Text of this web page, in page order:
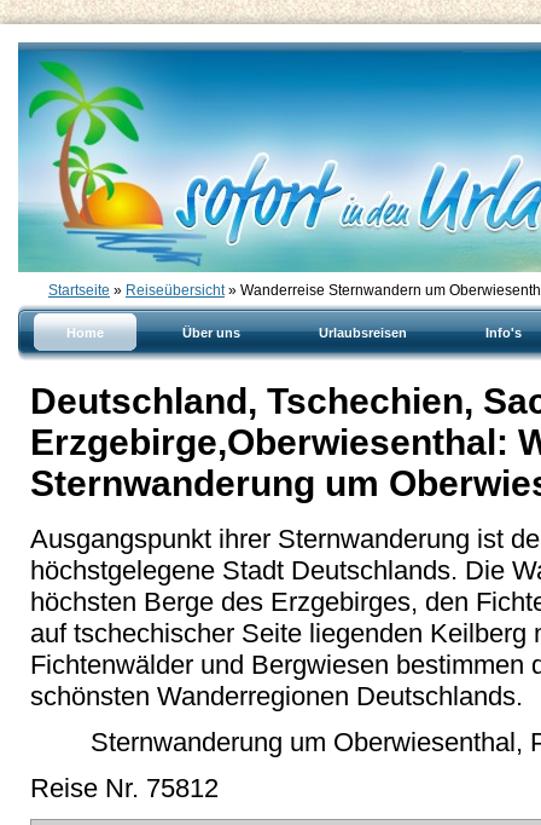
Startseite » Reiseübersicht» Wanderreise Sternwandern um
Home Über uns Urlaubsreisen Info's
Deutschland, Tschechien,
Erzgebirge,Oberwiesenthal:
Sternwanderung um
Ausgangspunkt ihrer Sternwanderung ist
höchstgelegene Stadt Deutschlands. Die
höchsten Berge des Erzgebirges, den
auf tschechischer Seite liegenden Keilberg
Fichtenwälder und Bergwiesen bestimmen
schönsten Wanderregionen Deutschlands.
Sternwanderung um Oberwiesenthal,
Reise Nr. 75812